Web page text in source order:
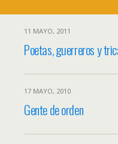
11 MAYO, 2011
Poetas, guerreros y
17 MAYO, 2010
Gente de orden